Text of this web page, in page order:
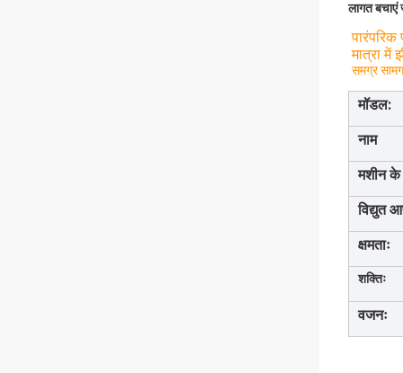
लागत बचाएं
मात्रा में
समग्र
मॉडल:
नाम
मशीन
विद्युत
क्षमताः
शक्तिः
वजनः